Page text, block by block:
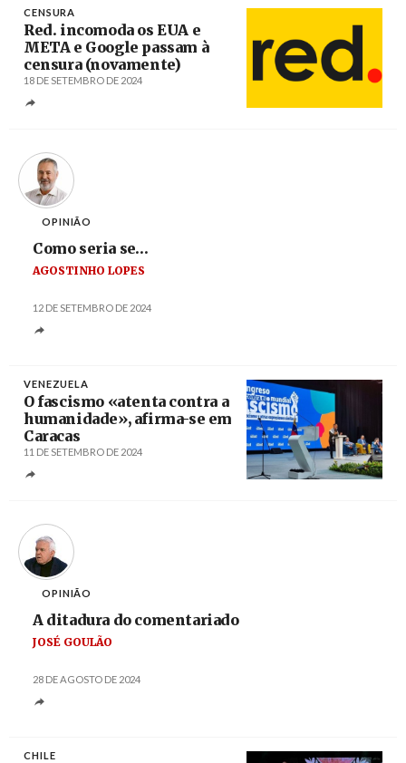
CENSURA
Red. incomoda os EUA e
META e Google passam à
censura (novamente)
18 DE SETEMBRO DE 2024
OPINIÃO
Como seria se…
AGOSTINHO LOPES
12 DE SETEMBRO DE 2024
VENEZUELA
O fascismo «atenta contra a
humanidade», afirma-se em
Caracas
11 DE SETEMBRO DE 2024
OPINIÃO
A ditadura do comentariado
JOSÉ GOULÃO
28 DE AGOSTO DE 2024
CHILE